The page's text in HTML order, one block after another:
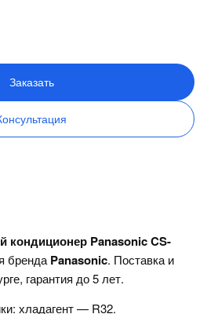
Заказать
кондиционер Panasonic CS-
бренда Panasonic. Поставка и
гарантия до 5 лет.
хладагент — R32.